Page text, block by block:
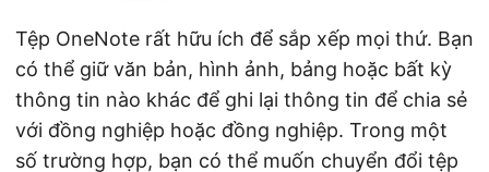
Tệp OneNote rất hữu ích để sắp xếp mọi thứ. Bạn
có thể giữ văn bản, hình ảnh, bảng hoặc bất kỳ
thông tin nào khác để ghi lại thông tin để chia sẻ
với đồng nghiệp hoặc đồng nghiệp. Trong một
số trường hợp, bạn có thể muốn chuyển đổi tệp